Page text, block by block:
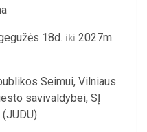
18d. iki 2027m.
Seimui, Vilniaus
savivaldybei, SĮ